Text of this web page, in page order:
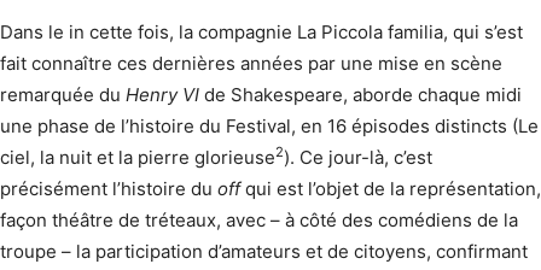
Dans le in cette fois, la compagnie La Piccola familia, qui s’est
fait connaître ces dernières années par une mise en scène
remarquée du Henry VI de Shakespeare, aborde chaque midi
une phase de l’histoire du Festival, en 16 épisodes distincts (Le
ciel, la nuit et la pierre glorieuse2). Ce jour-là, c’est
précisément l’histoire du offqui est l’objet de la représentation,
façon théâtre de tréteaux, avec – à côté des comédiens de la
troupe – la participation d’amateurs et de citoyens, confirmant